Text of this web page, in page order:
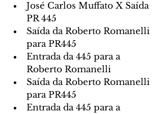
José Carlos Muffato X Saída
PR 445
Saída da Roberto Romanelli
para PR445
Entrada da 445 para a
Roberto Romanelli
Saída da Roberto Romanelli
para PR445
Entrada da 445 para a